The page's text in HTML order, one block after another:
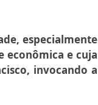
especialmente
econômica e cuja
invocando a